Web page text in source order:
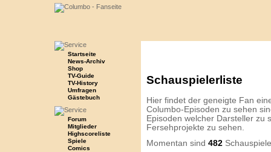
Startseite
News-Archiv
Shop
TV-Guide
TV-History
Umfragen
Gästebuch
Forum
Mitglieder
Highscoreliste
Spiele
Comics
Schauspielerliste
Hier findet der geneigte Fan
Columbo-Episoden zu sehen
Episoden welcher Darsteller zu
Fersehprojekte zu sehen.
Momentan sind 482